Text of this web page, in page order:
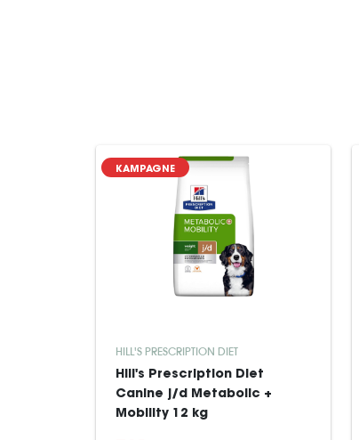
KAMPAGNE
HILL'S PRESCRIPTION DIET
Hill's Prescription Diet
Canine j/d Metabolic +
Mobility 12 kg